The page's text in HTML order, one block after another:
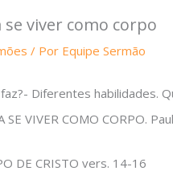
viver como corpo
/ Por Equipe Sermão
Diferentes habilidades.
SE VIVER COMO
DE CRISTO vers. 14-16